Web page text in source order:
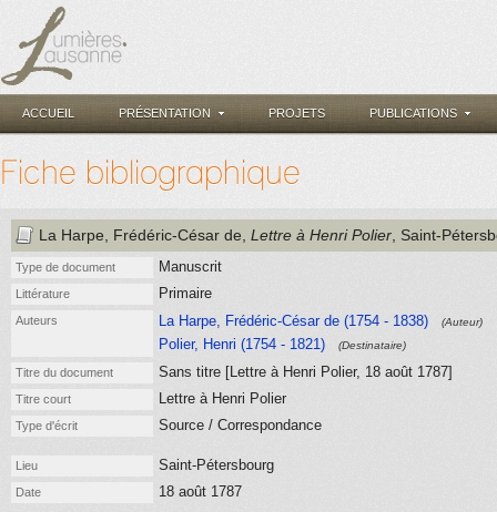
ACCUEIL PRÉSENTATION PROJETS PUBLICATIONS
Fiche bibliographique
La Harpe, Frédéric-César de Lettre à Henri Polier , Saint-
Type de document Manuscrit
Littérature Primaire
Auteurs La Harpe, Frédéric-César de (1754 - 1838) (Auteur)
Polier, Henri (1754 - 1821) (Destinataire)
Titre du document Sans titre [Lettre à Henri Polier, 18 août 1787]
Titre court Lettre à Henri Polier
Type d'écrit Source / Correspondance
Lieu Saint-Pétersbourg
Date 18 août 1787